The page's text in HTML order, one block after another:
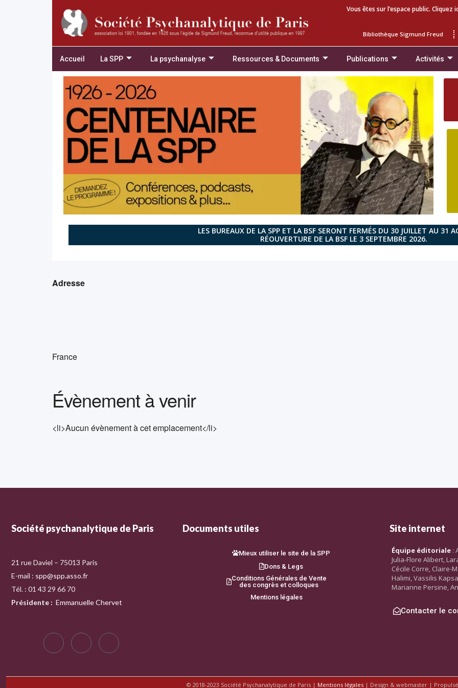
Vous êtes sur l’espace public.
Bibliothèque Sigmund Freud
Accueil La SPP La psychanalyse Ressources & Documents Publications Activités
LES BUREAUX DE LA SPP ET LA BSF SERONT FERMÉS DU 30 JUILLET AU 31
RÉOUVERTURE DE LA BSF LE 3 SEPTEMBRE 2026.
Adresse
France
Évènement à venir
<li>Aucun évènement à cet emplacement</li>
Société psychanalytique de Paris
21 rue Daviel – 75013 Paris
E-mail : spp@spp.asso.fr
Tél. : 01 43 29 66 70
Présidente : Emmanuelle Chervet
Documents utiles
Mieux utiliser le site de la SPP
Dons & Legs
Conditions Générales de Vente
des congrès et colloques
Mentions légales
Site internet
Équipe éditoriale :
Julia-Flore Alibert,
Cécile Corre, Claire-
Halimi, Vassilis
Marianne Persine,
Contacter le
© 2018-2023 Société Psychanalytique de Paris | Mentions légales | Design & webmaster |